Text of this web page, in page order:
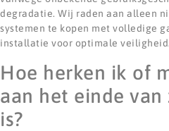
degradatie. Wij raden aan alleen
systemen te kopen met volledige
installatie voor optimale veiligheid.
Hoe herken ik of
aan het einde
is?